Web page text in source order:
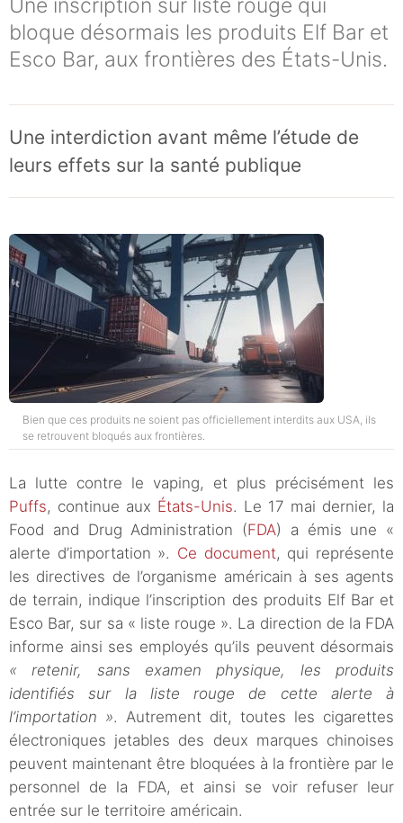
Une inscription sur liste rouge qui
bloque désormais les produits Elf Bar et
Esco Bar, aux frontières des États-Unis.
Une interdiction avant même l’étude de
leurs effets sur la santé publique
Bien que ces produits ne soient pas officiellement interdits aux USA, ils
se retrouvent bloqués aux frontières.
La lutte contre le vaping, et plus précisément les
Puffs, continue aux États-Unis. Le 17 mai dernier, la
Food and Drug Administration (FDA) a émis une «
alerte d’importation ». Ce document, qui représente
les directives de l’organisme américain à ses agents
de terrain, indique l’inscription des produits Elf Bar et
Esco Bar, sur sa « liste rouge ». La direction de la FDA
informe ainsi ses employés qu’ils peuvent désormais
« retenir, sans examen physique, les produits
identifiés sur la liste rouge de cette alerte à
l’importation ». Autrement dit, toutes les cigarettes
électroniques jetables des deux marques chinoises
peuvent maintenant être bloquées à la frontière par le
personnel de la FDA, et ainsi se voir refuser leur
entrée sur le territoire américain.